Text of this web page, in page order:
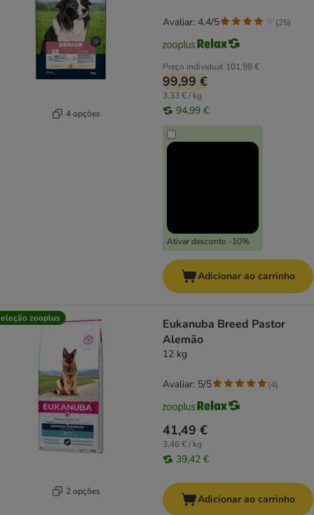
4 opções
Preço individual 101,98 €
99,99 €
3,33 € / kg
94,99 €
Ativar desconto -10%
Avaliar: 4.4/5 (25)
Adicionar ao carrinho
zooplus
2 opções
Eukanuba Breed Pastor
Alemão
12 kg
41,49 €
3,46 € / kg
39,42 €
Avaliar: 5/5 (4)
Adicionar ao carrinho